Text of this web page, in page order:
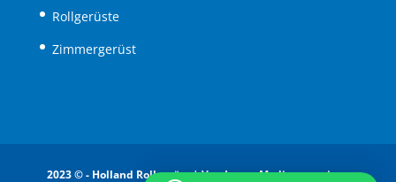
Rollgerüste
Zimmergerüst
2023 © - Holland Rollgerüst |Van Issum Media - creatieve